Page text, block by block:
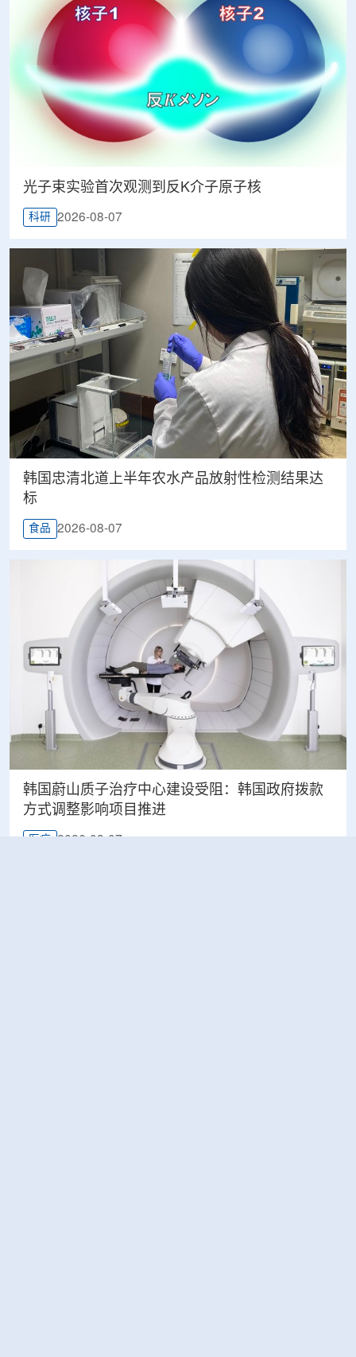
光子束实验首次观测到反K介子原子核
科研 2026-08-07
韩国忠清北道上半年农水产品放射性检测结果达
标
食品 2026-08-07
韩国蔚山质子治疗中心建设受阻：韩国政府拨款
方式调整影响项目推进
医疗 2026-08-07